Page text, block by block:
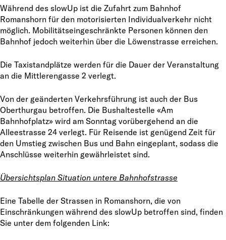
Während des slowUp ist die Zufahrt zum Bahnhof
Romanshorn für den motorisierten Individualverkehr nicht
möglich. Mobilitätseingeschränkte Personen können den
Bahnhof jedoch weiterhin über die Löwenstrasse erreichen.
Die Taxistandplätze werden für die Dauer der Veranstaltung
an die Mittlerengasse 2 verlegt.
Von der geänderten Verkehrsführung ist auch der Bus
Oberthurgau betroffen. Die Bushaltestelle «Am
Bahnhofplatz» wird am Sonntag vorübergehend an die
Alleestrasse 24 verlegt. Für Reisende ist genügend Zeit für
den Umstieg zwischen Bus und Bahn eingeplant, sodass die
Anschlüsse weiterhin gewährleistet sind.
Übersichtsplan Situation untere Bahnhofstrasse
Eine Tabelle der Strassen in Romanshorn, die von
Einschränkungen während des slowUp betroffen sind, finden
Sie unter dem folgenden Link: